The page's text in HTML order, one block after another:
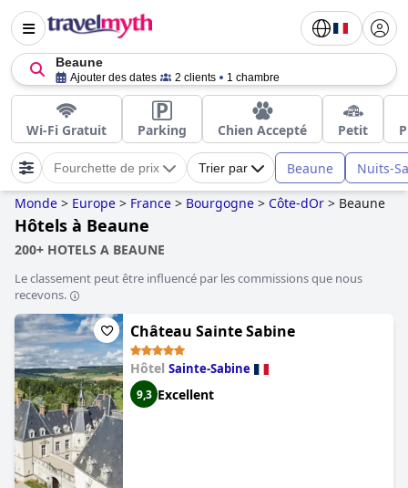
Beaune
Ajouter des dates 2 clients 1 chambre
Wi-Fi Gratuit Parking Chien Accepté Petit
Fourchette de prix Trier par Beaune Nuits-
Monde > Europe > France > Bourgogne > Côte-dOr > Beaune
Hôtels à Beaune
200+ HOTELS A BEAUNE
Le classement peut être influencé par les commissions que nous
recevons.
Château Sainte Sabine
Hôtel Sainte-Sabine
9,3 Excellent